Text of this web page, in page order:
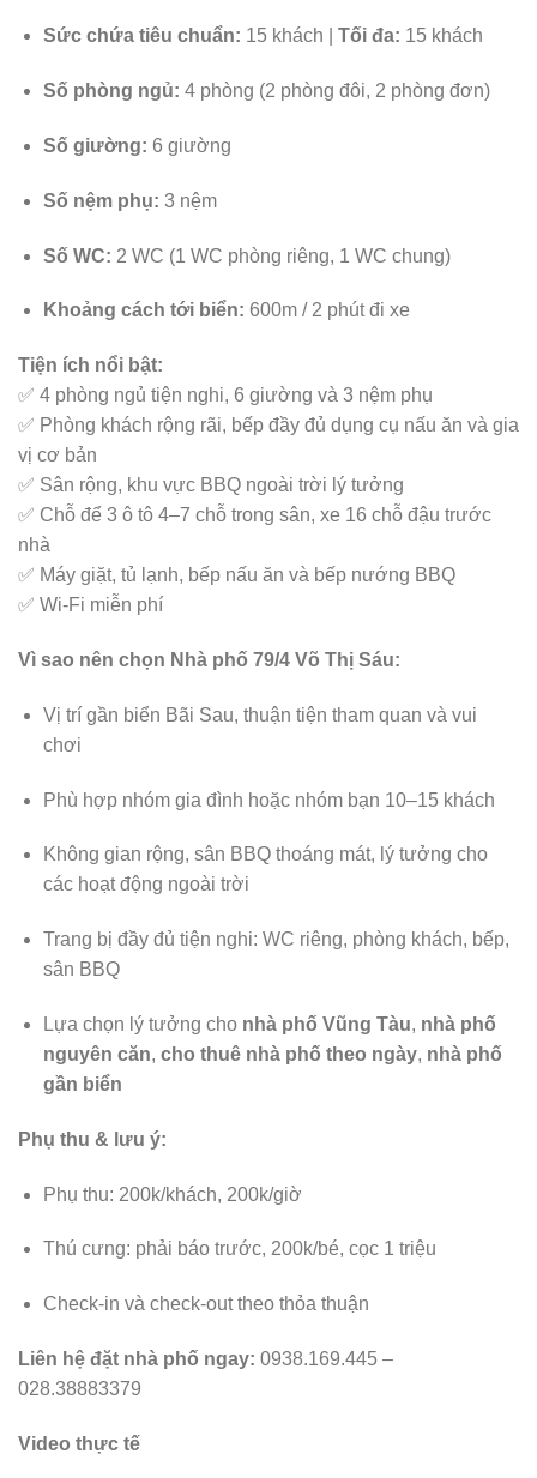
Sức chứa tiêu chuẩn: 15 khách | Tối đa: 15 khách
Số phòng ngủ: 4 phòng (2 phòng đôi, 2 phòng đơn)
Số giường: 6 giường
Số nệm phụ: 3 nệm
Số WC: 2 WC (1 WC phòng riêng, 1 WC chung)
Khoảng cách tới biển: 600m / 2 phút đi xe
Tiện ích nổi bật:
✅ 4 phòng ngủ tiện nghi, 6 giường và 3 nệm phụ
✅ Phòng khách rộng rãi, bếp đầy đủ dụng cụ nấu ăn và gia
vị cơ bản
✅ Sân rộng, khu vực BBQ ngoài trời lý tưởng
✅ Chỗ để 3 ô tô 4–7 chỗ trong sân, xe 16 chỗ đậu trước
nhà
✅ Máy giặt, tủ lạnh, bếp nấu ăn và bếp nướng BBQ
✅ Wi-Fi miễn phí
Vì sao nên chọn Nhà phố 79/4 Võ Thị Sáu:
Vị trí gần biển Bãi Sau, thuận tiện tham quan và vui
chơi
Phù hợp nhóm gia đình hoặc nhóm bạn 10–15 khách
Không gian rộng, sân BBQ thoáng mát, lý tưởng cho
các hoạt động ngoài trời
Trang bị đầy đủ tiện nghi: WC riêng, phòng khách, bếp,
sân BBQ
Lựa chọn lý tưởng cho nhà phố Vũng Tàu, nhà phố
nguyên căn, cho thuê nhà phố theo ngày, nhà phố
gần biển
Phụ thu & lưu ý:
Phụ thu: 200k/khách, 200k/giờ
Thú cưng: phải báo trước, 200k/bé, cọc 1 triệu
Check-in và check-out theo thỏa thuận
Liên hệ đặt nhà phố ngay: 0938.169.445 –
028.38883379
Video thực tế